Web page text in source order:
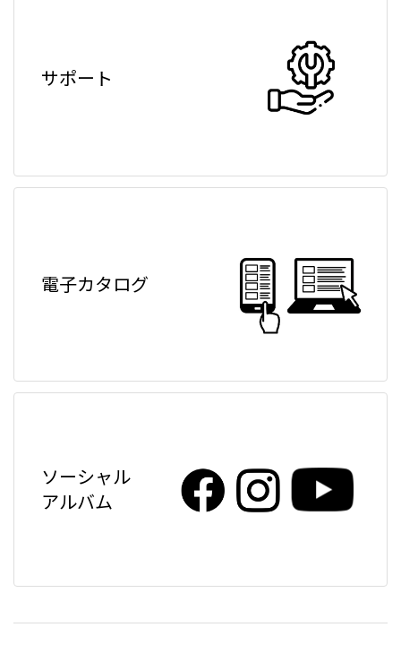
サポート
電子カタログ
ソーシャル
アルバム